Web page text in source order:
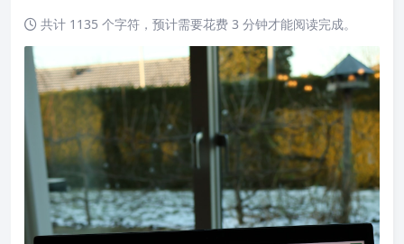
共计 1135 个字符，预计需要花费 3 分钟才能阅读完成。